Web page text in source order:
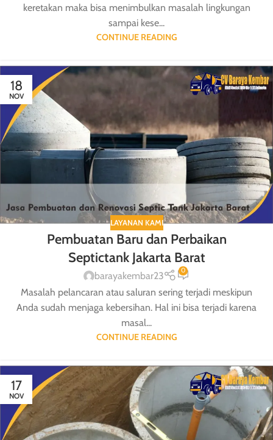
keretakan maka bisa menimbulkan masalah lingkungan
sampai kese...
CONTINUE READING
18
NOV
LAYANAN KAMI
Pembuatan Baru dan Perbaikan
Septictank Jakarta Barat
barayakembar23 0
Masalah pelancaran atau saluran sering terjadi meskipun
Anda sudah menjaga kebersihan. Hal ini bisa terjadi karena
masal...
CONTINUE READING
17
NOV